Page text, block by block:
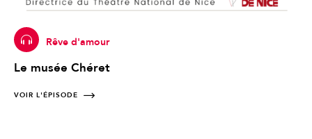
Rêve d'amour
Le musée Chéret
VOIR L'ÉPISODE